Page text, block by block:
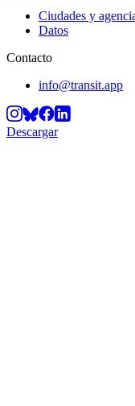
Ciudades y
Datos
Contacto
info@transit.app
Descargar